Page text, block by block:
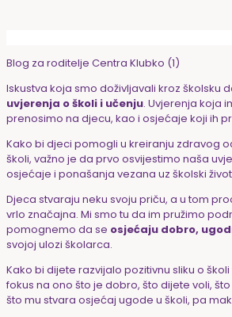
Blog za roditelje Centra Klubko (1)
Iskustva koja smo doživljavali kroz školsku
uvjerenja o školi i učenju. Uvjerenja koja
prenosimo na djecu, kao i osjećaje koji ih
Kako bi djeci pomogli u kreiranju zdravog
školi, važno je da prvo osvijestimo naša
osjećaje i ponašanja vezana uz školski
Djeca stvaraju neku svoju priču, a u tom
vrlo značajna. Mi smo tu da im pružimo
pomognemo da se osjećaju dobro,
svojoj ulozi školarca.
Kako bi dijete razvijalo pozitivnu sliku o
fokus na ono što je dobro, što dijete voli,
što mu stvara osjećaj ugode u školi, pa